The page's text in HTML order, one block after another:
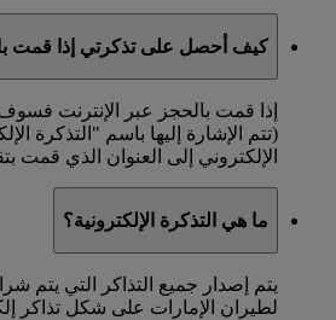
كيف أحصل على تذكرتي إذا قمت
إذا قمت بالحجز عبر الإنترنت فسوف
(تتم الإشارة إليها باسم "التذكرة
الإلكتروني إلى العنوان الذي قمت
ما هي التذكرة الإلكترونية؟
يتم إصدار جميع التذاكر التي يتم
لطيران الإمارات على شكل تذاكر